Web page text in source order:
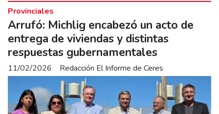
Arrufó: Michlig encabezó un acto de
entrega de viviendas y distintas
respuestas gubernamentales
Redacción El Informe de Ceres
Provinciales
11/02/2026